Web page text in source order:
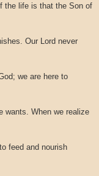
the life is that the Son of
Our Lord never
we are here to
wants. When we realize
feed and nourish